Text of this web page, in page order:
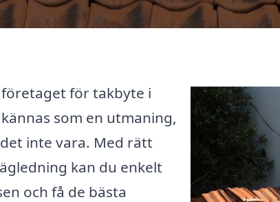
för takbyte i
som en utmaning,
inte vara. Med rätt
kan du enkelt
och få de bästa